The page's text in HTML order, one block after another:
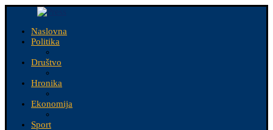
Naslovna
Politika
Društvo
Hronika
Ekonomija
Sport